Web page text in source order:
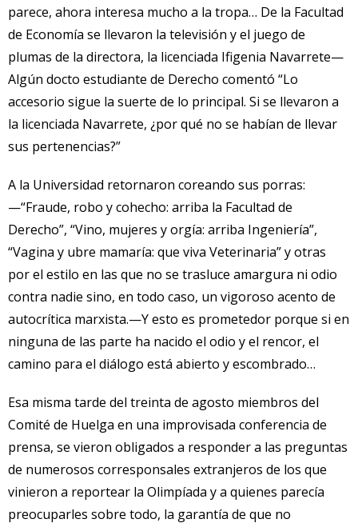
parece, ahora interesa mucho a la tropa… De la Facultad
de Economía se llevaron la televisión y el juego de
plumas de la directora, la licenciada Ifigenia Navarrete—
Algún docto estudiante de Derecho comentó “Lo
accesorio sigue la suerte de lo principal. Si se llevaron a
la licenciada Navarrete, ¿por qué no se habían de llevar
sus pertenencias?”
A la Universidad retornaron coreando sus porras:
—“Fraude, robo y cohecho: arriba la Facultad de
Derecho”, “Vino, mujeres y orgía: arriba Ingeniería”,
“Vagina y ubre mamaría: que viva Veterinaria” y otras
por el estilo en las que no se trasluce amargura ni odio
contra nadie sino, en todo caso, un vigoroso acento de
autocrítica marxista.—Y esto es prometedor porque si en
ninguna de las parte ha nacido el odio y el rencor, el
camino para el diálogo está abierto y escombrado…
Esa misma tarde del treinta de agosto miembros del
Comité de Huelga en una improvisada conferencia de
prensa, se vieron obligados a responder a las preguntas
de numerosos corresponsales extranjeros de los que
vinieron a reportear la Olimpíada y a quienes parecía
preocuparles sobre todo, la garantía de que no